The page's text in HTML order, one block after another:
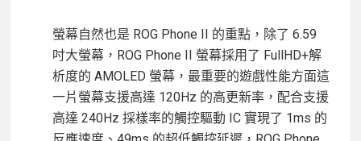
螢幕自然也是 ROG Phone II 的重點，除了 6.59
吋大螢幕，ROG Phone II 螢幕採用了 FullHD+解
析度的 AMOLED 螢幕，最重要的遊戲性能方面這
一片螢幕支援高達 120Hz 的高更新率，配合支援
高達 240Hz 採樣率的觸控驅動 IC 實現了 1ms 的